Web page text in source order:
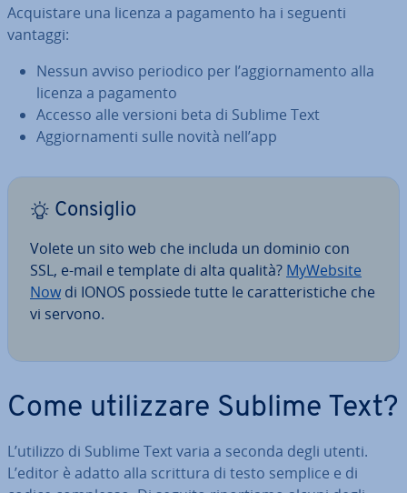
Ac­qui­sta­re una licenza a pagamento ha i seguenti
vantaggi:
Nessun avviso periodico per l’ag­gior­na­men­to alla
licenza a pagamento
Accesso alle versioni beta di Sublime Text
Ag­gior­na­men­ti sulle novità nell’app
Consiglio
Volete un sito web che includa un dominio con
SSL, e-mail e template di alta qualità? MyWebsite
Now di IONOS possiede tutte le ca­rat­te­ri­sti­che che
vi servono.
Come uti­liz­za­re Sublime Text?
L’utilizzo di Sublime Text varia a seconda degli utenti.
L’editor è adatto alla scrittura di testo semplice e di